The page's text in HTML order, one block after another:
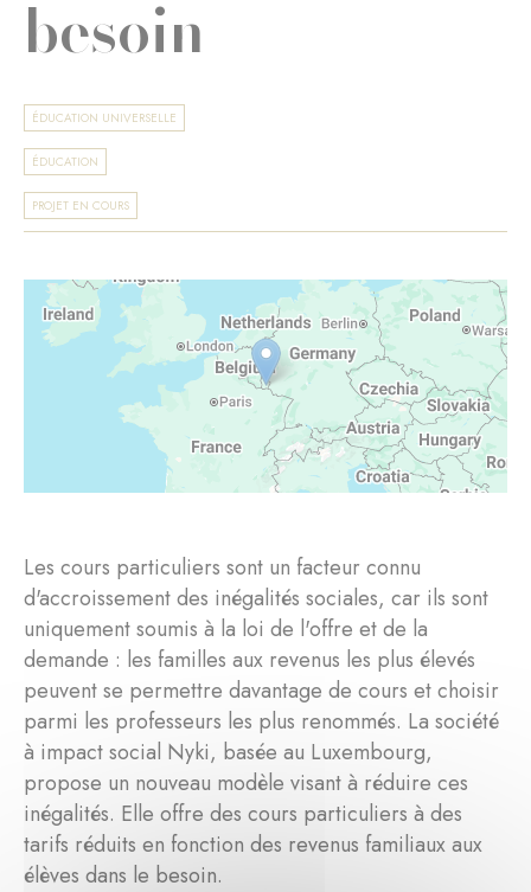
besoin
ÉDUCATION UNIVERSELLE
ÉDUCATION
PROJET EN COURS
Les cours particuliers sont un facteur connu
d'accroissement des inégalités sociales, car ils sont
uniquement soumis à la loi de l'offre et de la
demande : les familles aux revenus les plus élevés
peuvent se permettre davantage de cours et choisir
parmi les professeurs les plus renommés. La société
à impact social Nyki, basée au Luxembourg,
propose un nouveau modèle visant à réduire ces
inégalités. Elle offre des cours particuliers à des
tarifs réduits en fonction des revenus familiaux aux
élèves dans le besoin.